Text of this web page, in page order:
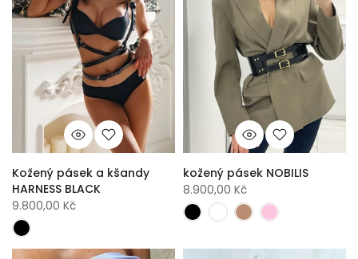
Kožený pásek a kšandy
HARNESS BLACK
9.800,00 Kč
kožený pásek NOBILIS
8.900,00 Kč